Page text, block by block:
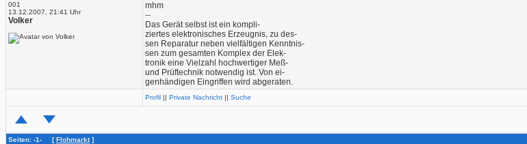
001
13.12.2007, 21:41 Uhr
Volker
mhm
--
Das Gerät selbst ist ein kompli-
ziertes elektronisches Erzeugnis, zu des-
sen Reparatur neben vielfältigen Kenntnis-
sen zum gesamten Komplex der Elek-
tronik eine Vielzahl hochwertiger Meß-
und Prüftechnik notwendig ist. Von ei-
genhändigen Eingriffen wird abgeraten.
Profil || Private Nachricht || Suche
Seiten: -1- [Flohmarkt]